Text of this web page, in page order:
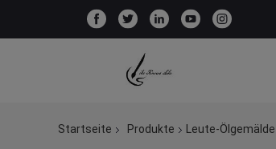
Startseite Produkte Leute-Ölgemälde